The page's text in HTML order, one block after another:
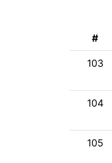
#
103
104
105